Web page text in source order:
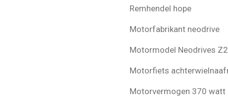
Remhendel hope
Motorfabrikant neodrive
Motormodel Neodrives
Motorfiets
Motorvermogen 370 watt